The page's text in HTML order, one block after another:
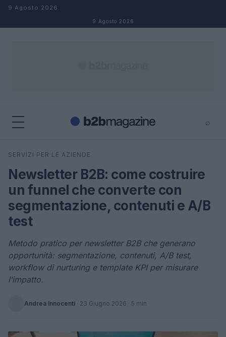
Salta al contenuto
9 Agosto 2026
9 Agosto 2026
⌕
Cerca
SERVIZI PER LE AZIENDE
Newsletter B2B: come costruire
un funnel che converte con
segmentazione, contenuti e A/B
test
Metodo pratico per newsletter B2B che generano
opportunità: segmentazione, contenuti, A/B test,
workflow di nurturing e template KPI per misurare
l’impatto.
Andrea Innocenti · 23 Giugno 2026 · 5 min